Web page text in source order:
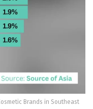
Brands in Southeast